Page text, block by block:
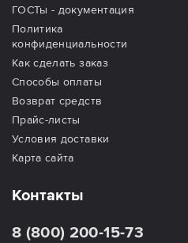
ГОСТы - документация
Политика
конфиденциальности
Как сделать заказ
Способы оплаты
Возврат средств
Прайс-листы
Условия доставки
Карта сайта
Контакты
8 (800) 200-15-73